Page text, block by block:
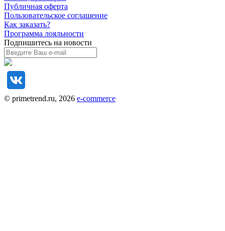
Публичная оферта
Пользовательское соглашение
Как заказать?
Программа лояльности
Подпишитесь на новости
© primetrend.ru, 2026 e-commerce